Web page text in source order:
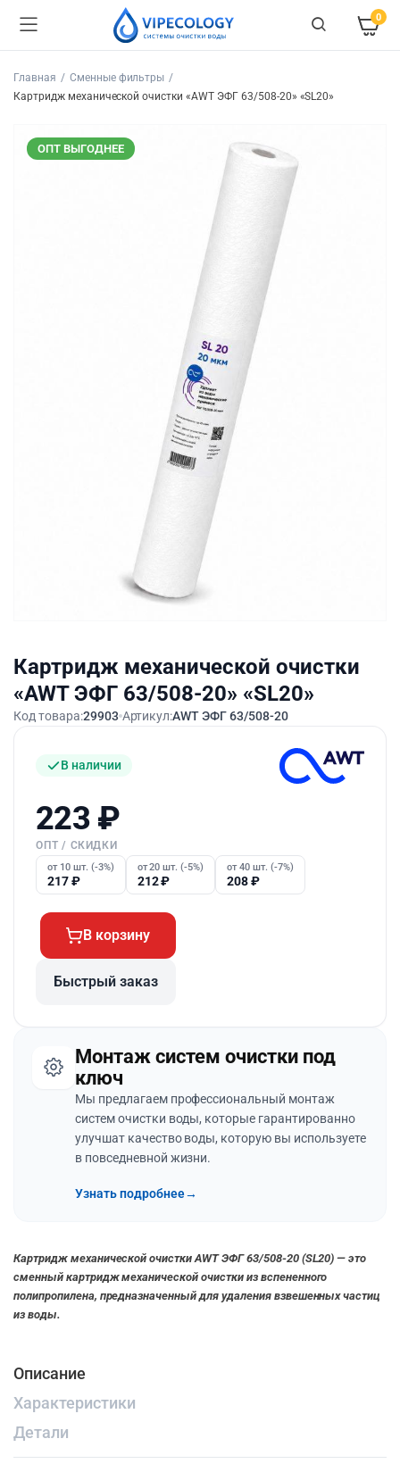
0
Главная
Сменные фильтры
Картридж механической очистки «AWT ЭФГ 63/508-20» «SL20»
ОПТ ВЫГОДНЕЕ
Картридж механической очистки
«AWT ЭФГ 63/508-20» «SL20»
Код товара:29903 Артикул:AWT ЭФГ 63/508-20
В наличии
223 ₽
ОПТ / СКИДКИ
от 10 шт. (-3%)
217₽
от 20 шт. (-5%)
212₽
от 40 шт. (-7%)
208₽
В корзину
Быстрый заказ
Монтаж систем очистки под
ключ
Мы предлагаем профессиональный монтаж
систем очистки воды, которые гарантированно
улучшат качество воды, которую вы используете
в повседневной жизни.
Узнать подробнее→
Картридж механической очистки AWT ЭФГ 63/508-20 (SL20) — это
сменный картридж механической очистки из вспененного
полипропилена, предназначенный для удаления взвешенных частиц
из воды.
Описание
Характеристики
Детали